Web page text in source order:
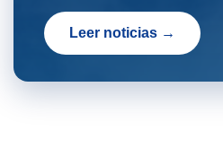
Leer noticias →